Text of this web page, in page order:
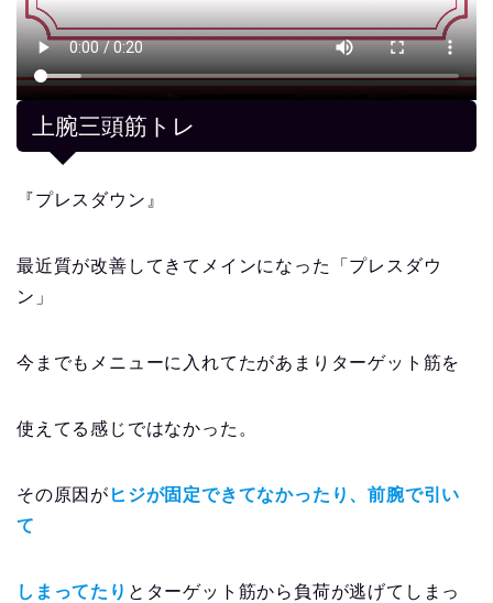
上腕三頭筋トレ
『プレスダウン』
最近質が改善してきてメインになった「プレスダウ
ン」
今までもメニューに入れてたがあまりターゲット筋を
使えてる感じではなかった。
その原因が ヒジが固定できてなかったり、前腕で引い
て
しまってたり とターゲット筋から負荷が逃げてしまっ